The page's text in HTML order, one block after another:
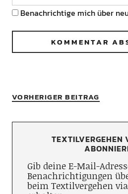
Benachrichtige mich über
VORHERIGER BEITRAG
Gib deine E-Mail-
Benachrichtigungen
beim Textilvergehen